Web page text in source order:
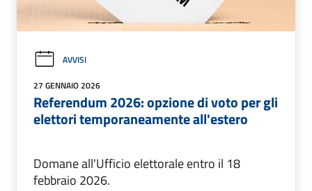
AVVISI
27 GENNAIO 2026
Referendum 2026: opzione di voto per gli
elettori temporaneamente all'estero
Domane all'Ufficio elettorale entro il 18
febbraio 2026.